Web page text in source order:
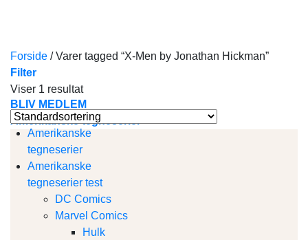
BLIV MEDLEM
Amerikanske tegneserier
Forside /Varer tagged “X-Men by Jonathan Hickman”
Filter
Viser 1 resultat
Amerikanske
tegneserier
Amerikanske
tegneserier test
DC Comics
Marvel Comics
Hulk